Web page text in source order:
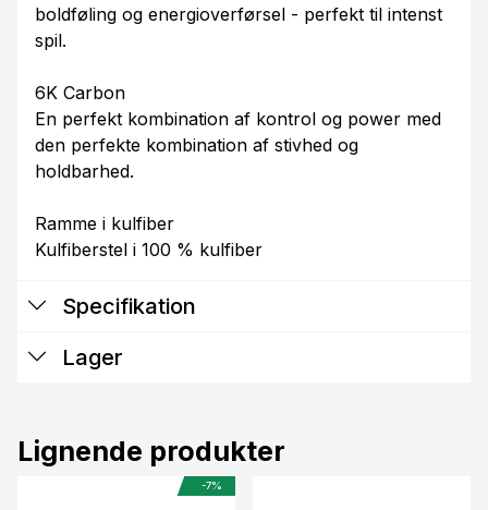
boldføling og energioverførsel - perfekt til intenst
spil.
6K Carbon
En perfekt kombination af kontrol og power med
den perfekte kombination af stivhed og
holdbarhed.
Ramme i kulfiber
Kulfiberstel i 100 % kulfiber
Specifikation
Lager
Lignende produkter
-7%